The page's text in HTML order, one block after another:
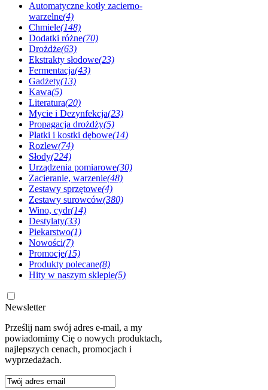
Automatyczne kotły zacierno-
warzelne(4)
Chmiele(148)
Dodatki różne(70)
Drożdże(63)
Ekstrakty słodowe(23)
Fermentacja(43)
Gadżety(13)
Kawa(5)
Literatura(20)
Mycie i Dezynfekcja(23)
Propagacja drożdży(5)
Płatki i kostki dębowe(14)
Rozlew(74)
Słody(224)
Urządzenia pomiarowe(30)
Zacieranie, warzenie(48)
Zestawy sprzętowe(4)
Zestawy surowców(380)
Wino, cydr(14)
Destylaty(33)
Piekarstwo(1)
Nowości(7)
Promocje(15)
Produkty polecane(8)
Hity w naszym sklepie(5)
Newsletter
Prześlij nam swój adres e-mail, a my
powiadomimy Cię o nowych produktach,
najlepszych cenach, promocjach i
wyprzedażach.